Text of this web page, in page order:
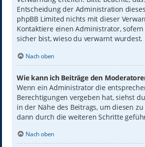
Entscheidung der Administration
phpBB Limited nichts mit dieser
Kontaktiere einen Administrator,
sicher bist, wieso du verwarnt wurdest.
Nach oben
Wie kann ich Beiträge den
Wenn ein Administrator die
Berechtigungen vergeben hat, siehst
in der Nähe des Beitrags, um diesen
dann durch die weiteren Schritte
Nach oben